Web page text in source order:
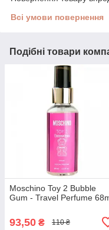
Всі умови повернення
Подібні товари
Moschino Toy 2 Bubble
Gum - Travel Perfume
93,50 ₴ 110 ₴